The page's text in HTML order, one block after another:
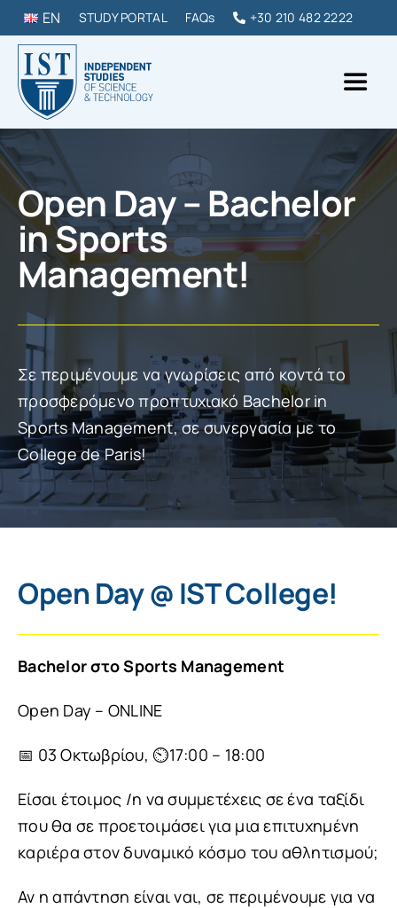
Skip
to
content
EN STUDY PORTAL FAQs +30 210 482 2222
ΠΡΟΠΤΥΧΙΑΚΑ & ΜΕΤΑΠΤΥΧΙΑΚΑ
DIPLOMAS & ΣΕΜΙΝΑΡΙΑ
ΣΠΟΥΔΑΣΕ ΣΤΗΝ ΕΛΛΑΔΑ
ΕΠΙΚΟΙΝΩΝΙΑ
Open Day – Bachelor
in Sports
Management!
Σε περιμένουμε να γνωρίσεις από κοντά τo
προσφερόμενo προπτυχιακό Bachelor in
Sports Management, σε συνεργασία με το
College de Paris!
Open Day @ IST College!
Bachelor στο Sports Management
Open Day – ONLINE
📅 03 Οκτωβρίου, ⏲️17:00 – 18:00
Είσαι έτοιμος /η να συμμετέχεις σε ένα ταξίδι
που θα σε προετοιμάσει για μια επιτυχημένη
καριέρα στον δυναμικό κόσμο του αθλητισμού;
Αν η απάντηση είναι ναι, σε περιμένουμε για να